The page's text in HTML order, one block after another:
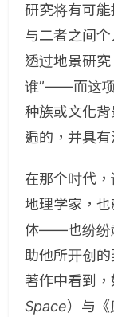
研究将有可
与二者之间
透过地景研
谁”——而这项
种族或文化
遍的，并具有
在那个时代
地理学家，
体——也纷纷
助他所开创
著作中看到
Space）与《